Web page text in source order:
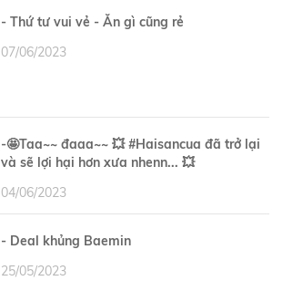
- Thứ tư vui vẻ - Ăn gì cũng rẻ
07/06/2023
-🤩Taa~~ đaaa~~ 💥 #Haisancua đã trở lại
và sẽ lợi hại hơn xưa nhenn... 💥
04/06/2023
- Deal khủng Baemin
25/05/2023